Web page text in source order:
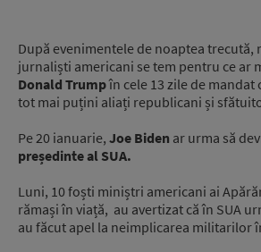
După evenimentele de noaptea trecută,
jurnaliști americani se tem pentru ce ar
Donald Trumpîn cele 13 zile de mandat
tot mai puțini aliați republicani și
Pe 20 ianuarie, Joe Biden ar urma să
președinte al SUA.
Luni, 10 foști miniștri americani ai
rămași în viață, au avertizat că în SUA
au făcut apel la neimplicarea militarilor